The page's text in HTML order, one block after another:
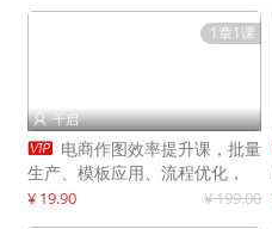
1章1课
 千启
 电商作图效率提升课，批量
生产、模板应用、流程优化，
20+细分品类实操案例，月赚3
¥ 19.90 ¥ 199.00